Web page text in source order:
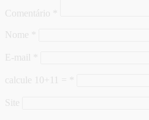
Comentário
Nome
E-mail
calcule 10+11 =
Site